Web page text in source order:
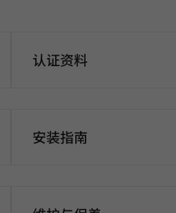
认证资料
安装指南